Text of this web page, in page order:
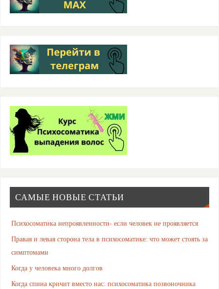
САМЫЕ НОВЫЕ СТАТЬИ
Психосоматика непроявленности- если человек не проявляется
Правая и левая сторона тела в психосоматике: что может стоять за
симптомами
Когда у человека много долгов
Когда спина кричит вместо нас: психосоматика позвоночника